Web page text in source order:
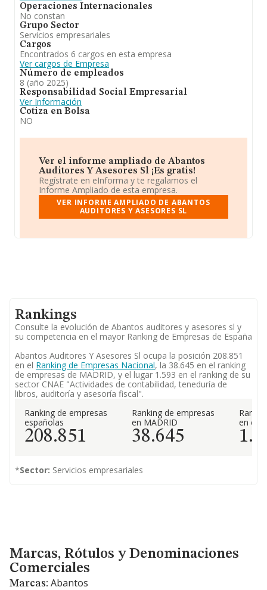
Operaciones Internacionales
No constan
Grupo Sector
Servicios empresariales
Cargos
Encontrados 6 cargos en esta empresa
Ver cargos de Empresa
Número de empleados
8 (año 2025)
Responsabilidad Social Empresarial
Ver Información
Cotiza en Bolsa
NO
Ver el informe ampliado de Abantos
Auditores Y Asesores Sl ¡Es gratis!
Regístrate en eInforma y te regalamos el
Informe Ampliado de esta empresa.
VER INFORME AMPLIADO DE ABANTOS
AUDITORES Y ASESORES SL
Rankings
Consulte la evolución de Abantos auditores y asesores sl y
su competencia en el mayor Ranking de Empresas de España
Abantos Auditores Y Asesores Sl ocupa la posición 208.851
en el Ranking de Empresas Nacional, la 38.645 en el ranking
de empresas de MADRID, y el lugar 1.593 en el ranking de su
sector CNAE "Actividades de contabilidad, teneduría de
libros, auditoría y asesoría fiscal".
Ranking de empresas
españolas
208.851
Ranking de empresas
en MADRID
38.645
en el
*Sector: Servicios empresariales
Marcas, Rótulos y Denominaciones Comerciales
Marcas, Rótulos y Denominaciones
Comerciales
Marcas: Abantos